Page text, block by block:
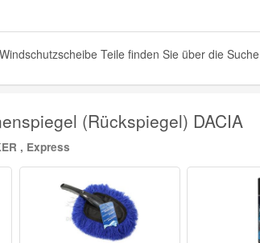
Teile finden Sie über die Suche
(Rückspiegel) DACIA
, Express